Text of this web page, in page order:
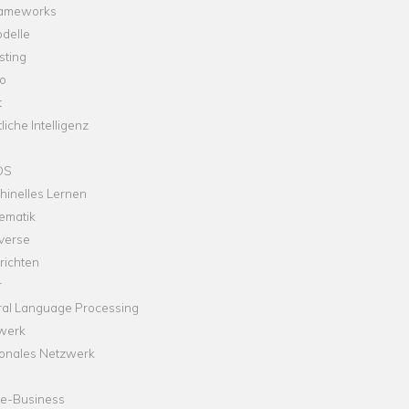
Intelligenz
Lernen
Language Processing
Netzwerk
Business